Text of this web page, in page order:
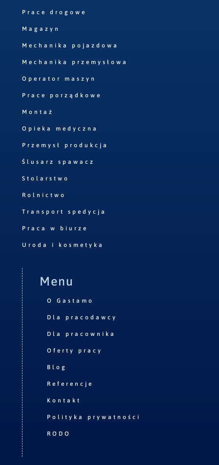
Prace drogowe
Magazyn
Mechanika pojazdowa
Mechanika przemysłowa
Operator maszyn
Prace porządkowe
Montaż
Opieka medyczna
Przemysł produkcja
Ślusarz spawacz
Stolarstwo
Rolnictwo
Transport spedycja
Praca w biurze
Uroda i kosmetyka
Menu
O Gastamo
Dla pracodawcy
Dla pracownika
Oferty pracy
Blog
Referencje
Kontakt
Polityka prywatności
RODO